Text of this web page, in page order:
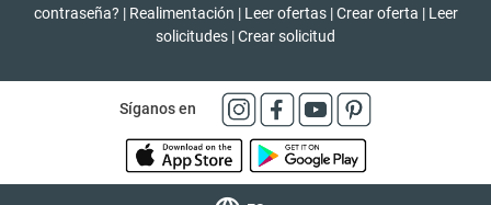
contraseña? | Realimentación | Leer ofertas | Crear oferta | Leer
solicitudes |Crear solicitud
Síganos en